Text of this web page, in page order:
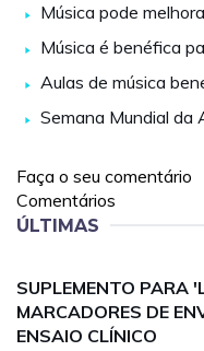
Música pode
Música é benéfica
Aulas de música
Semana Mundial da
Faça o seu comentário
Comentários
ÚLTIMAS
SUPLEMENTO PARA
MARCADORES DE
ENSAIO CLÍNICO